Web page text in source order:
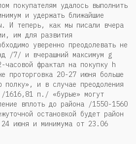
покупателям удалось выполнить
и удержать ближайшие
И теперь, как мы писали вчера
им для развития
уверенно преодолевать не
/7/ и вчерашний максимум g
фрактал на покупку h
20-27 июня больше
полку», и в случае преодоления
/1616,81 п./ «бурые» могут
вплоть до района /1550-1560
остановкой будет район
24 июня и минимума от 23.06